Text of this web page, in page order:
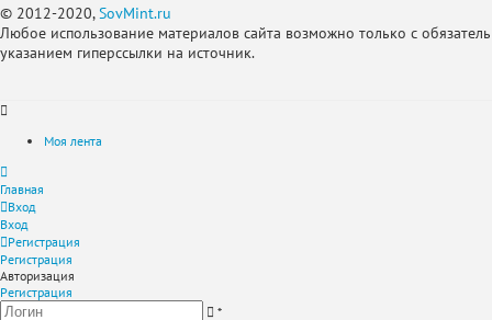
© 2012-2020,SovMint.ru
Любое использование материалов сайта возможно только с
указанием гиперссылки на источник.
Моя лента
Главная
Вход
Вход
Регистрация
Регистрация
Авторизация
Регистрация
*